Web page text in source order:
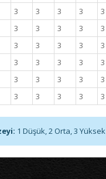
3 3 3 3 3
3 3 3 3 3
3 3 3 3 3
3 3 3 3 3
3 3 3 3 3
3 3 3 3 3
1 Düşük, 2 Orta, 3 Yüksek